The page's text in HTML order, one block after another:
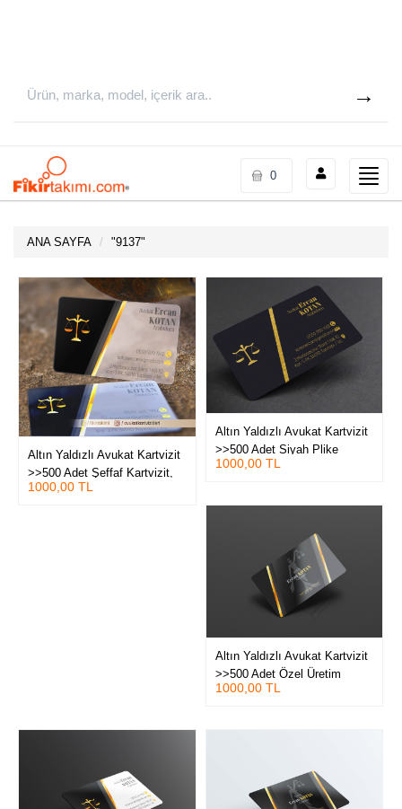
Toggle
0
ANA SAYFA "9137"
Altın Yaldızlı Avukat Kartvizit
>>500 Adet Şeffaf Kartvizit,
Kabartma Laklı Oval Kesimli
1000,00 TL
Altın Yaldızlı Avukat Kartvizit
>>500 Adet Siyah Plike
Altın&Gümüş Yaldızlı Lüks
1000,00 TL
Altın Yaldızlı Avukat Kartvizit
>>500 Adet Özel Üretim
400gr. Çift taraflı Kabartma
Baskılar
1000,00 TL